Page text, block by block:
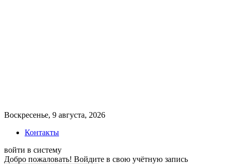
Воскресенье, 9 августа, 2026
Контакты
войти в систему
Добро пожаловать! Войдите в свою учётную запись